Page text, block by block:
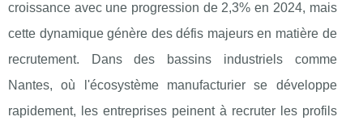
croissance avec une progression de 2,3% en 2024, mais
cette dynamique génère des défis majeurs en matière de
recrutement. Dans des bassins industriels comme
Nantes, où l'écosystème manufacturier se développe
rapidement, les entreprises peinent à recruter les profils